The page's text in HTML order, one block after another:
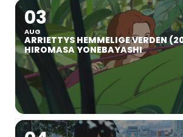
03
AUG
ARRIETTYS HEMMELIGE VERDEN
HIROMASA YONEBAYASHI